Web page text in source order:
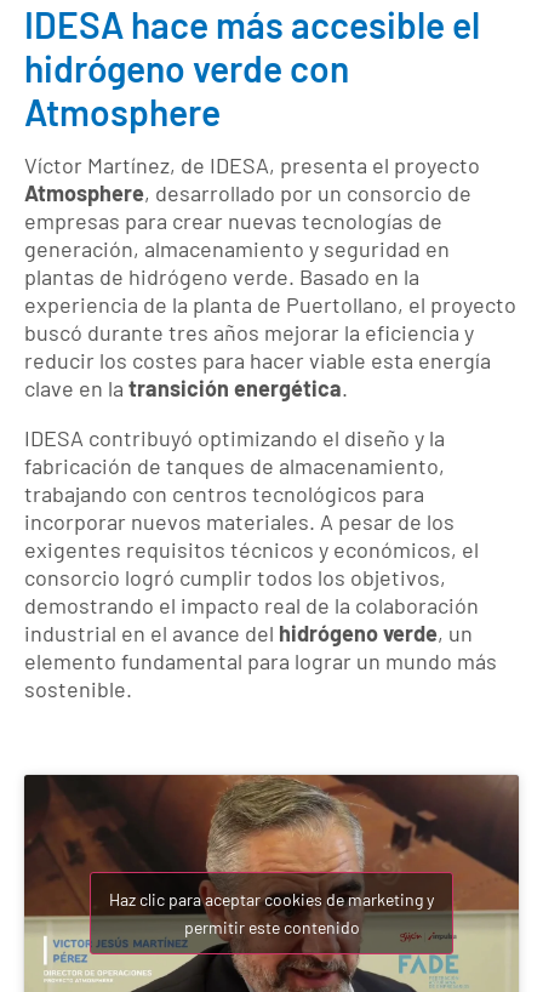
IDESA hace más accesible el
hidrógeno verde con
Atmosphere
Víctor Martínez, de IDESA, presenta el proyecto
Atmosphere, desarrollado por un consorcio de
empresas para crear nuevas tecnologías de
generación, almacenamiento y seguridad en
plantas de hidrógeno verde. Basado en la
experiencia de la planta de Puertollano, el proyecto
buscó durante tres años mejorar la eficiencia y
reducir los costes para hacer viable esta energía
clave en la transición energética.
IDESA contribuyó optimizando el diseño y la
fabricación de tanques de almacenamiento,
trabajando con centros tecnológicos para
incorporar nuevos materiales. A pesar de los
exigentes requisitos técnicos y económicos, el
consorcio logró cumplir todos los objetivos,
demostrando el impacto real de la colaboración
industrial en el avance del hidrógeno verde, un
elemento fundamental para lograr un mundo más
sostenible.
Haz clic para aceptar cookies de marketing y
permitir este contenido